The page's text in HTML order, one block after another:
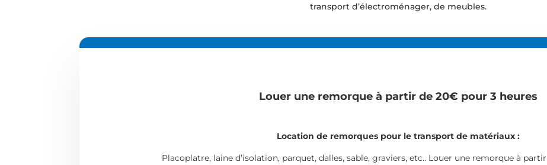
transport d’électroménager, de meubles.
Louer une remorque à partir de 20€ pour 3 heures
Location de remorques pour le transport de matériaux :
Placoplatre, laine d’isolation, parquet, dalles, sable, graviers, etc.. Louer une remorque à